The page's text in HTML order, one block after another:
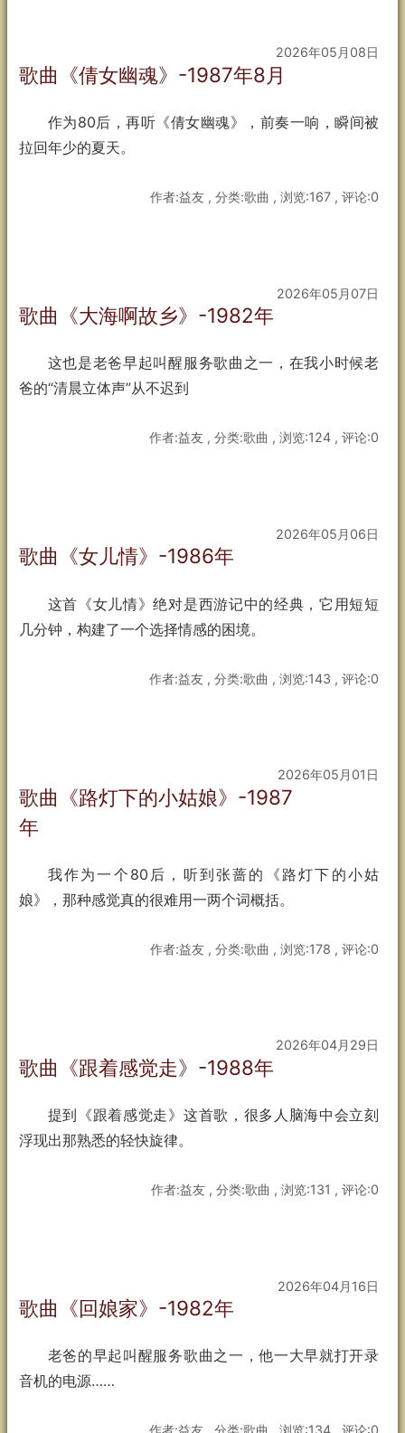
2026年05月08日
歌曲《倩女幽魂》-1987年8月
作为80后，再听《倩女幽魂》，前奏一响，瞬间被
拉回年少的夏天。
作者:益友 , 分类:歌曲 , 浏览:167 , 评论:0
2026年05月07日
歌曲《大海啊故乡》-1982年
这也是老爸早起叫醒服务歌曲之一，在我小时候老
爸的“清晨立体声”从不迟到
作者:益友 , 分类:歌曲 , 浏览:124 , 评论:0
2026年05月06日
歌曲《女儿情》-1986年
这首《女儿情》绝对是西游记中的经典，它用短短
几分钟，构建了一个选择情感的困境。
作者:益友 , 分类:歌曲 , 浏览:143 , 评论:0
2026年05月01日
歌曲《路灯下的小姑娘》-1987
年
我作为一个80后，听到张蔷的《路灯下的小姑
娘》，那种感觉真的很难用一两个词概括。
作者:益友 , 分类:歌曲 , 浏览:178 , 评论:0
2026年04月29日
歌曲《跟着感觉走》-1988年
提到《跟着感觉走》这首歌，很多人脑海中会立刻
浮现出那熟悉的轻快旋律。
作者:益友 , 分类:歌曲 , 浏览:131 , 评论:0
2026年04月16日
歌曲《回娘家》-1982年
老爸的早起叫醒服务歌曲之一，他一大早就打开录
音机的电源……